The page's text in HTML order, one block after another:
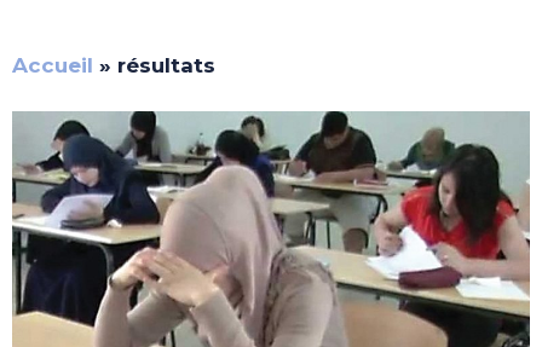
Accueil » résultats